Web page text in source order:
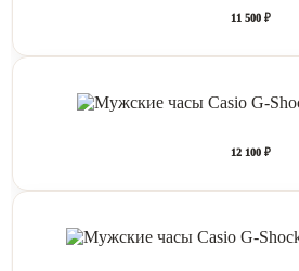
11 500 ₽
12 100 ₽